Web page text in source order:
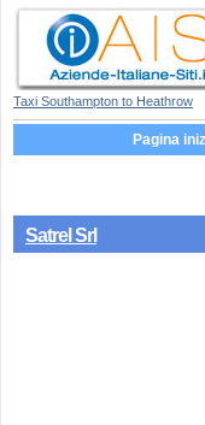
Taxi Southampton to Heathrow
Pagina
Satrel Srl